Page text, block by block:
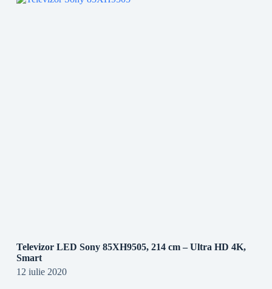
Televizor LED Sony 85XH9505, 214 cm – Ultra HD 4K,
Smart
12 iulie 2020